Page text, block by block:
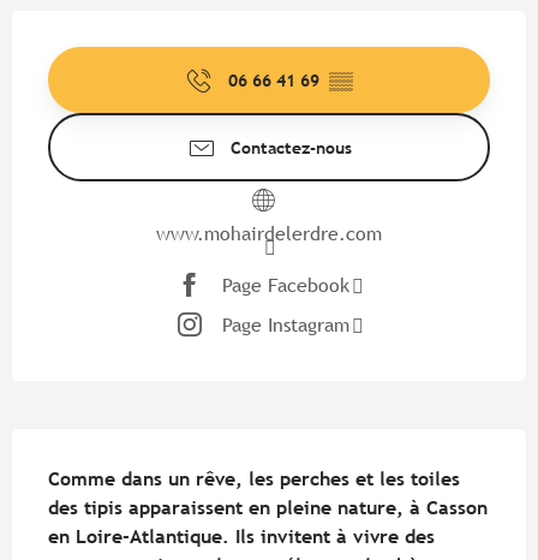
06 66 41 69 ▒▒
Contactez-nous
www.mohairdelerdre.com
Page Facebook
Page Instagram
Comme dans un rêve, les perches et les toiles
des tipis apparaissent en pleine nature, à Casson
en Loire-Atlantique. Ils invitent à vivre des